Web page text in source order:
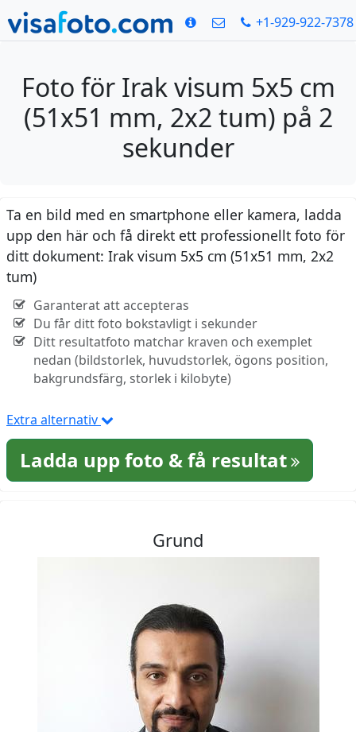
+1-929-922-7378
Foto för Irak visum 5x5 cm
(51x51 mm, 2x2 tum) på 2
sekunder
Ta en bild med en smartphone eller kamera, ladda
upp den här och få direkt ett professionellt foto för
ditt dokument: Irak visum 5x5 cm (51x51 mm, 2x2
tum)
Garanterat att accepteras
Du får ditt foto bokstavligt i sekunder
Ditt resultatfoto matchar kraven och exemplet
nedan (bildstorlek, huvudstorlek, ögons position,
bakgrundsfärg, storlek i kilobyte)
Extra alternativ
Ladda upp foto & få resultat
Grund